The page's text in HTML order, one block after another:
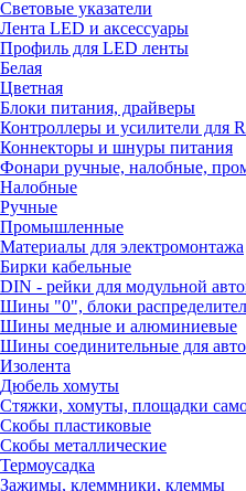
Световые указатели
Лента LED и аксессуары
Профиль для LED ленты
Белая
Цветная
Блоки питания, драйверы
Контроллеры и усилители для
Коннекторы и шнуры питания
Фонари ручные, налобные,
Налобные
Ручные
Промышленные
Материалы для электромонтажа
Бирки кабельные
DIN - рейки для модульной
Шины "0", блоки
Шины медные и алюминиевые
Шины соединительные для
Изолента
Дюбель хомуты
Стяжки, хомуты, площадки
Скобы пластиковые
Скобы металлические
Термоусадка
Зажимы, клеммники, клеммы